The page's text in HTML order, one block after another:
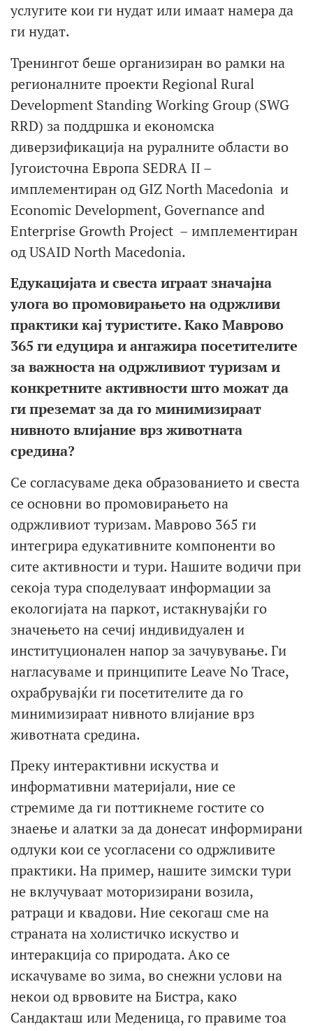
услугите кои ги нудат или имаат намера да
ги нудат.
Тренингот беше организиран во рамки на
регионалните проекти Regional Rural
Development Standing Working Group (SWG
RRD) за поддршка и економска
диверзификација на руралните области во
Југоисточна Европа SEDRA II –
имплементиран од GIZ North Macedonia и
Economic Development, Governance and
Enterprise Growth Project – имплементиран
од USAID North Macedonia.
Едукацијата и свеста играат значајна
улога во промовирањето на одржливи
практики кај туристите. Како Маврово
365 ги едуцира и ангажира посетителите
за важноста на одржливиот туризам и
конкретните активности што можат да
ги преземат за да го минимизираат
нивното влијание врз животната
средина?
Се согласуваме дека образованието и свеста
се основни во промовирањето на
одржливиот туризам. Mаврово 365 ги
интегрира едукативните компоненти во
сите активности и тури. Нашите водичи при
секоја тура споделуваат информации за
екологијата на паркот, истакнувајќи го
значењето на сечиј индивидуален и
институционален напор за зачувување. Ги
нагласуваме и принципите Leave No Trace,
охрабрувајќи ги посетителите да го
минимизираат нивното влијание врз
животната средина.
Преку интерактивни искуства и
информативни материјали, ние се
стремиме да ги поттикнеме гостите со
знаење и алатки за да донесат информирани
одлуки кои се усогласени со одржливите
практики. На пример, нашите зимски тури
не вклучуваат моторизирани возила,
ратраци и квадови. Ние секогаш сме на
страната на холистичко искуство и
интеракција со природата. Ако се
искачуваме во зима, во снежни услови на
некои од врвовите на Бистра, како
Сандакташ или Меденица, го правиме тоа